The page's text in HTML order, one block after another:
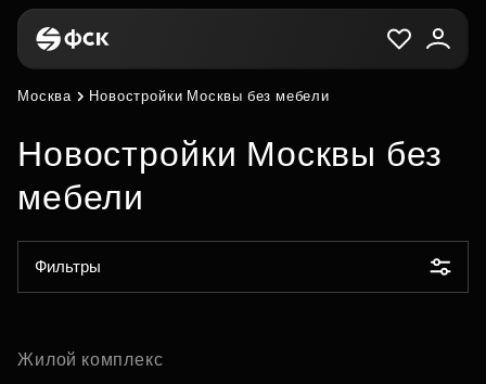
Москва Новостройки Москвы без мебели
Новостройки Москвы без
мебели
Фильтры
Жилой комплекс